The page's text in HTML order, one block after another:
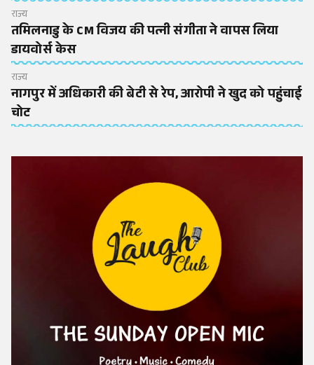
राज्य
तमिलनाडु के CM विजय की पत्नी संगीता ने वापस लिया
डायवोर्स केस
राज्य
नागपुर में अधिकारी की बेटी से रेप, आरोपी ने खुद को पहुंचाई
चोट